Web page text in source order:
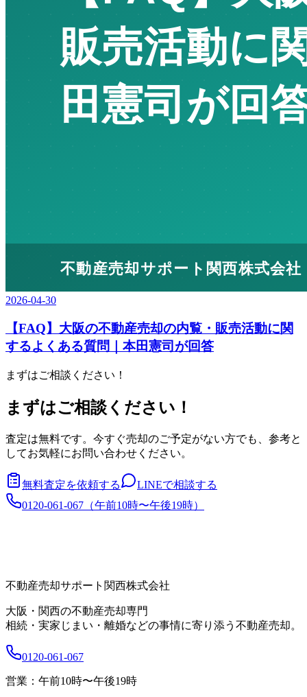
2026-04-30
【FAQ】大阪の不動産売却の内覧・販売活動に関
するよくある質問｜本田憲司が回答
まずはご相談ください！
まずはご相談ください！
査定は無料です。今すぐ売却のご予定がない方でも、参考と
してお気軽にお問い合わせください。
無料査定を依頼する
LINEで相談する
0120-061-067 （午前10時〜午後19時）
不動産売却サポート関西株式会社
大阪・関西の不動産売却専門
相続・実家じまい・離婚などの事情に寄り添う不動産売却。
0120-061-067
営業： 午前10時〜午後19時